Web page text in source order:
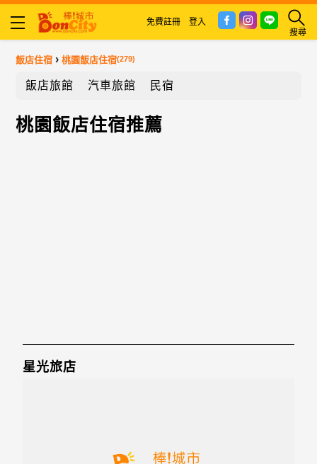
搜尋
免費註冊 登入
飯店住宿 ›桃園飯店住宿(279)
飯店旅館 汽車旅館 民宿
桃園飯店住宿推薦
星光旅店